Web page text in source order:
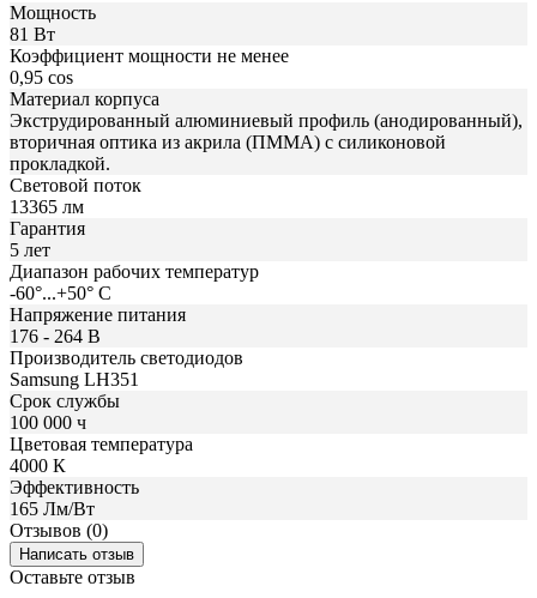
Мощность
81 Вт
Коэффициент мощности не менее
0,95 cos
Материал корпуса
Экструдированный алюминиевый профиль (анодированный),
вторичная оптика из акрила (ПММА) с силиконовой
прокладкой.
Световой поток
13365 лм
Гарантия
5 лет
Диапазон рабочих температур
-60°...+50° C
Напряжение питания
176 - 264 В
Производитель светодиодов
Samsung LH351
Срок службы
100 000 ч
Цветовая температура
4000 К
Эффективность
165 Лм/Вт
Отзывов (0)
Написать отзыв
Оставьте отзыв